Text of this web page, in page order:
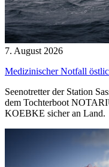
7. August 2026
Medizinischer Notfall
Seenotretter der Station
dem Tochterboot
KOEBKE sicher an Land.